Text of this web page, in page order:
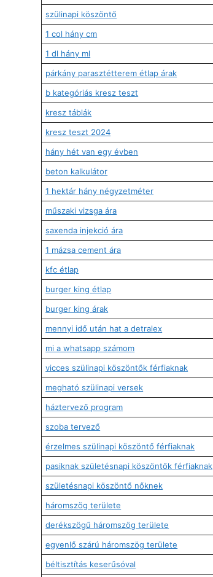
szülinapi köszöntő
1 col hány cm
1 dl hány ml
párkány parasztétterem étlap árak
b kategóriás kresz teszt
kresz táblák
kresz teszt 2024
hány hét van egy évben
beton kalkulátor
1 hektár hány négyzetméter
műszaki vizsga ára
saxenda injekció ára
1 mázsa cement ára
kfc étlap
burger king étlap
burger king árak
mennyi idő után hat a detralex
mi a whatsapp számom
vicces szülinapi köszöntők férfiaknak
megható szülinapi versek
háztervező program
szoba tervező
érzelmes szülinapi köszöntő férfiaknak
pasiknak születésnapi köszöntők férfiaknak
születésnapi köszöntő nőknek
háromszög területe
derékszögű háromszög területe
egyenlő szárú háromszög területe
béltisztítás keserűsóval